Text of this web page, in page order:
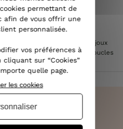
Bijoux
d'oreilles Lolilota & Lol
Boucles
permettant de
afin de vous offrir une
personnalisée.
vos préférences à
sur “Cookies”
quelle page.
les cookies